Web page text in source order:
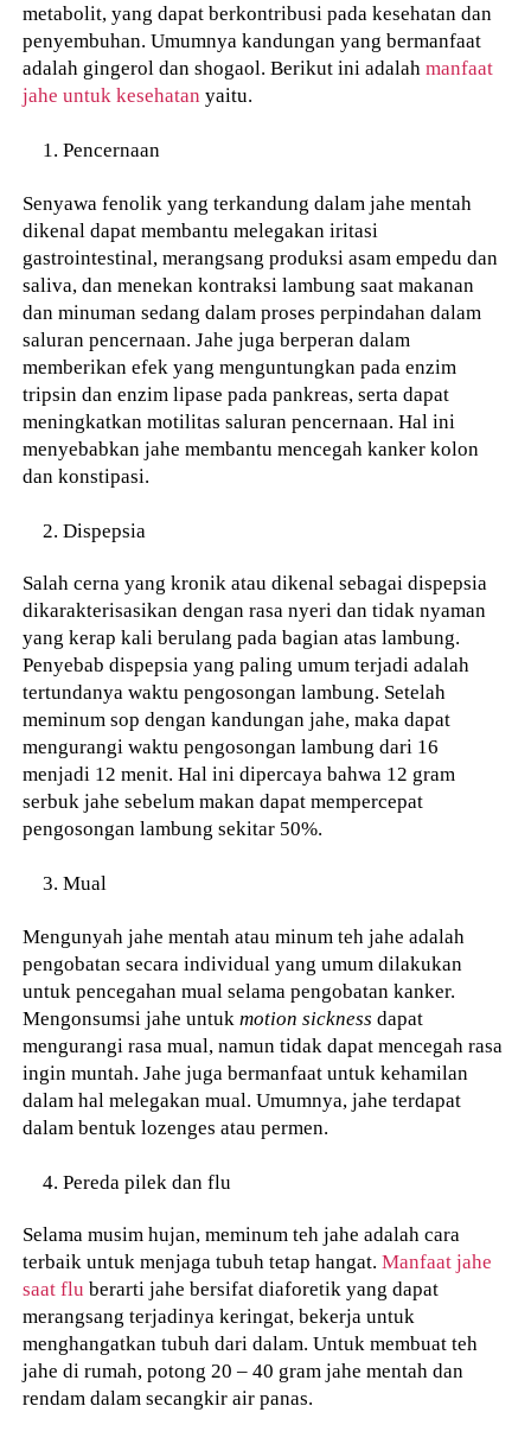
metabolit, yang dapat berkontribusi pada kesehatan dan
penyembuhan. Umumnya kandungan yang bermanfaat
adalah gingerol dan shogaol. Berikut ini adalahmanfaat
jahe untuk kesehatan yaitu.
Pencernaan
Senyawa fenolik yang terkandung dalam jahe mentah
dikenal dapat membantu melegakan iritasi
gastrointestinal, merangsang produksi asam empedu dan
saliva, dan menekan kontraksi lambung saat makanan
dan minuman sedang dalam proses perpindahan dalam
saluran pencernaan. Jahe juga berperan dalam
memberikan efek yang menguntungkan pada enzim
tripsin dan enzim lipase pada pankreas, serta dapat
meningkatkan motilitas saluran pencernaan. Hal ini
menyebabkan jahe membantu mencegah kanker kolon
dan konstipasi.
Dispepsia
Salah cerna yang kronik atau dikenal sebagai dispepsia
dikarakterisasikan dengan rasa nyeri dan tidak nyaman
yang kerap kali berulang pada bagian atas lambung.
Penyebab dispepsia yang paling umum terjadi adalah
tertundanya waktu pengosongan lambung. Setelah
meminum sop dengan kandungan jahe, maka dapat
mengurangi waktu pengosongan lambung dari 16
menjadi 12 menit. Hal ini dipercaya bahwa 12 gram
serbuk jahe sebelum makan dapat mempercepat
pengosongan lambung sekitar 50%.
Mual
Mengunyah jahe mentah atau minum teh jahe adalah
pengobatan secara individual yang umum dilakukan
untuk pencegahan mual selama pengobatan kanker.
Mengonsumsi jahe untukmotion sickness dapat
mengurangi rasa mual, namun tidak dapat mencegah rasa
ingin muntah. Jahe juga bermanfaat untuk kehamilan
dalam hal melegakan mual. Umumnya, jahe terdapat
dalam bentuk lozenges atau permen.
Pereda pilek dan flu
Selama musim hujan, meminum teh jahe adalah cara
terbaik untuk menjaga tubuh tetap hangat.Manfaat jahe
saat flu berarti jahe bersifat diaforetik yang dapat
merangsang terjadinya keringat, bekerja untuk
menghangatkan tubuh dari dalam. Untuk membuat teh
jahe di rumah, potong 20 – 40 gram jahe mentah dan
rendam dalam secangkir air panas.